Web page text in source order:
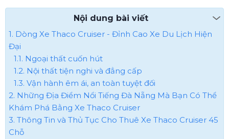
Nội dung bài viết
1. Dòng Xe Thaco Cruiser - Đỉnh Cao Xe Du Lịch Hiện
Đại
1.1. Ngoại thất cuốn hút
1.2. Nội thất tiện nghi và đẳng cấp
1.3. Vận hành êm ái, an toàn tuyệt đối
2. Những Địa Điểm Nổi Tiếng Đà Nẵng Mà Bạn Có Thể
Khám Phá Bằng Xe Thaco Cruiser
3. Thông Tin và Thủ Tục Cho Thuê Xe Thaco Cruiser 45
Chỗ